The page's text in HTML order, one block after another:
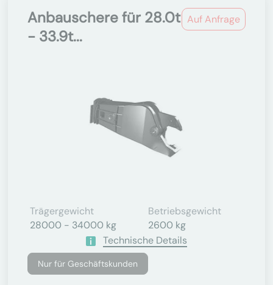
Auf Anfrage
Anbauschere für 28.0t
- 33.9t...
Trägergewicht
28000 - 34000 kg
Betriebsgewicht
2600 kg
Technische Details
Nur für Geschäftskunden